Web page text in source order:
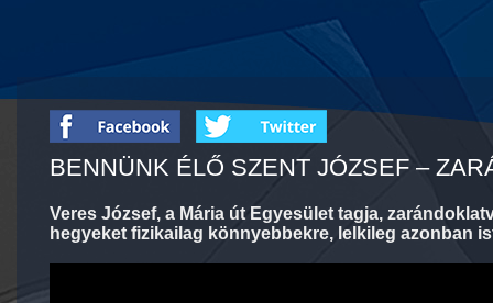
BENNÜNK ÉLŐ SZENT JÓZSEF –
Veres József, a Mária út Egyesület tagja,
hegyeket fizikailag könnyebbekre, lelkileg azonban